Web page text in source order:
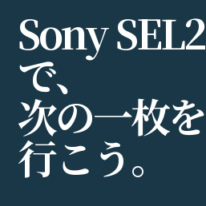
SonySEL2
で、
次の一枚を
行こう。